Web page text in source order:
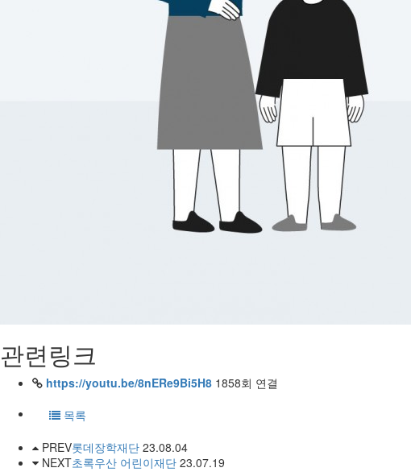
관련링크
https://youtu.be/8nERe9Bi5H8 1858회 연결
목록
PREV롯데장학재단 23.08.04
NEXT초록우산 어린이재단 23.07.19